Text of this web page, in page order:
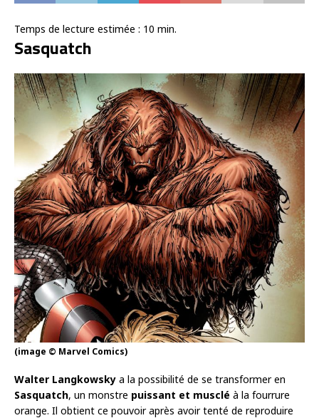
Temps de lecture estimée : 10 min.
Sasquatch
(image © Marvel Comics)
Walter Langkowsky a la possibilité de se transformer en
Sasquatch, un monstre puissant et musclé à la fourrure
orange. Il obtient ce pouvoir après avoir tenté de reproduire